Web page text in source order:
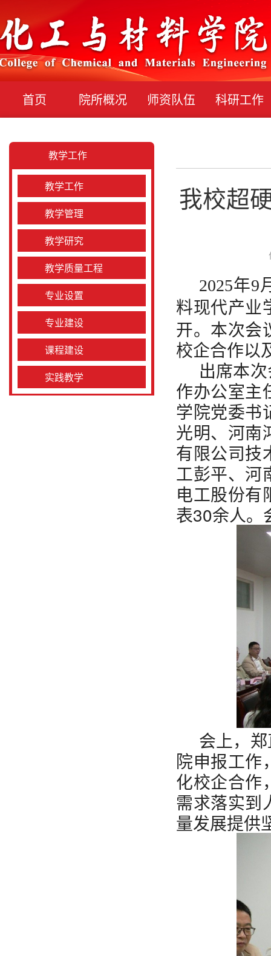
首页 院所概况 师资队伍 科研工作
教学工作
教学工作
教学管理
教学研究
教学质量工程
专业设置
专业建设
课程建设
实践教学
我校超
2025年9
料现代产业
开。本次会
校企合作以
出席本
作办公室主
学院党委书
光明、河南
有限公司技
工彭平、河
电工股份有
表30余人。
会上，
院申报工作
化校企合作
需求落实到
量发展提供